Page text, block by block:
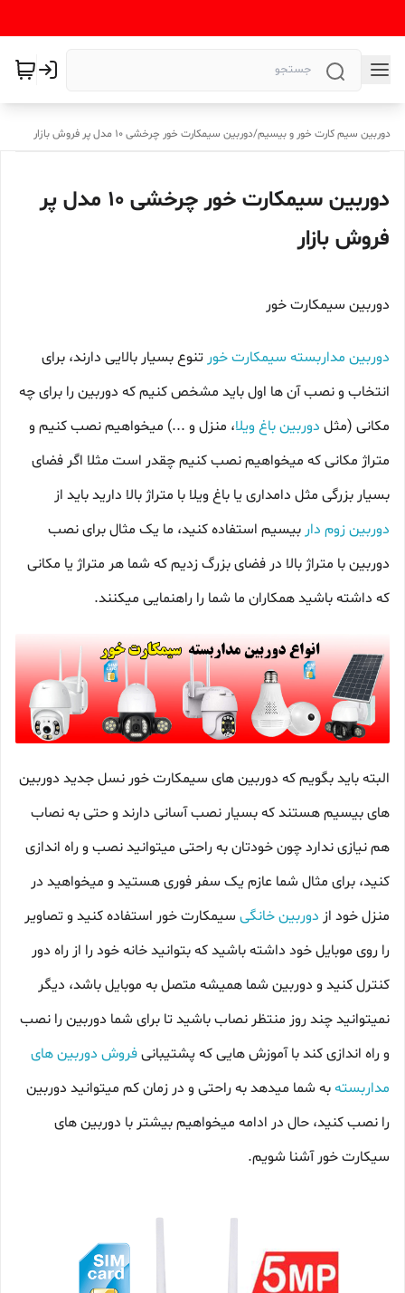
دوربین سیم کارت خور و بیسیم/دوربین سیمکارت خور چرخشی 10 مدل پر فروش بازار
دوربین سیمکارت خور چرخشی 10 مدل پر
فروش بازار
دوربین سیمکارت خور
دوربین مداربسته سیمکارت خور تنوع بسیار بالایی دارند، برای
انتخاب و نصب آن ها اول باید مشخص کنیم که دوربین را برای چه
مکانی (مثل دوربین باغ ویلا، منزل و ...) میخواهیم نصب کنیم و
متراژ مکانی که میخواهیم نصب کنیم چقدر است مثلا اگر فضای
بسیار بزرگی مثل دامداری یا باغ ویلا با متراژ بالا دارید باید از
دوربین زوم دار بیسیم استفاده کنید، ما یک مثال برای نصب
دوربین با متراژ بالا در فضای بزرگ زدیم که شما هر متراژ یا مکانی
که داشته باشید همکاران ما شما را راهنمایی میکنند.
البته باید بگویم که دوربین های سیمکارت خور نسل جدید دوربین
های بیسیم هستند که بسیار نصب آسانی دارند و حتی به نصاب
هم نیازی ندارد چون خودتان به راحتی میتوانید نصب و راه اندازی
کنید، برای مثال شما عازم یک سفر فوری هستید و میخواهید در
منزل خود از دوربین خانگی سیمکارت خور استفاده کنید و تصاویر
را روی موبایل خود داشته باشید که بتوانید خانه خود را از راه دور
کنترل کنید و دوربین شما همیشه متصل به موبایل باشد، دیگر
نمیتوانید چند روز منتظر نصاب باشید تا برای شما دوربین را نصب
و راه اندازی کند با آموزش هایی که پشتیبانیفروش دوربین های
مداربستهبه شما میدهد به راحتی و در زمان کم میتوانید دوربین
را نصب کنید، حال در ادامه میخواهیم بیشتر با دوربین های
سیکارت خور آشنا شویم.